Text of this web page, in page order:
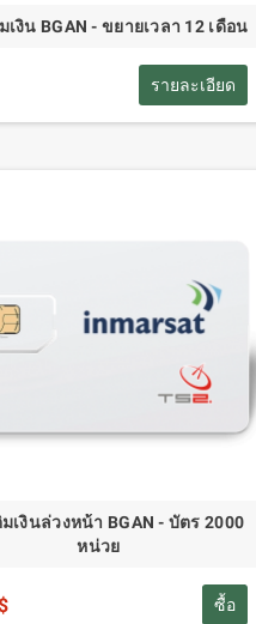
เงิน BGAN - ขยายเวลา 12 เดือน
รายละเอียด
เงินล่วงหน้า BGAN - บัตร 2000
หน่วย
ซื้อ